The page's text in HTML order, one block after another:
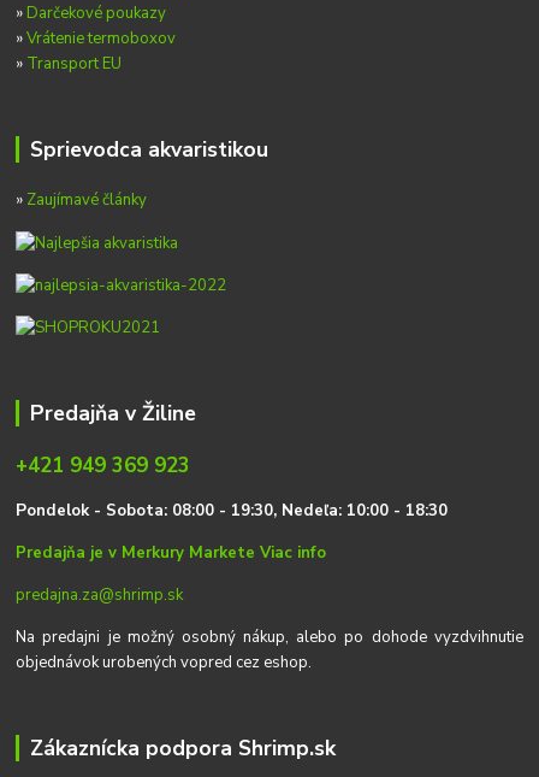
» Darčekové poukazy
»Vrátenie termoboxov
» Transport EU
Sprievodca akvaristikou
» Zaujímavé články
Predajňa v Žiline
+421 949 369 923
Pondelok - Sobota: 08:00 - 19:30, Nedeľa: 10:00 - 18:30
Predajňa je v Merkury MarketeViac info
predajna.za@shrimp.sk
Na predajni je možný osobný nákup, alebo po dohode vyzdvihnutie
objednávok urobených vopred cez eshop.
Zákaznícka podpora Shrimp.sk